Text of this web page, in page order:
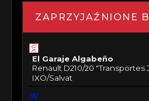
ZAPRZYJAŹNIONE
El Garaje Algabeño
Renault D210/20 "Transportes
IXO/Salvat